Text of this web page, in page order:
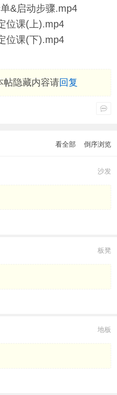
&启动步骤.mp4
位课(上).mp4
位课(下).mp4
帖隐藏内容请回复
看全部 倒序浏览
沙发
板凳
地板